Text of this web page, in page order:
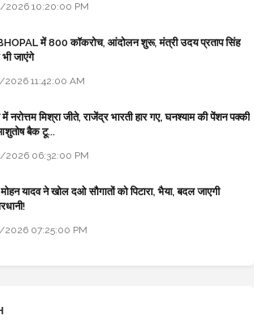
10:20:00 PM
में 800 कॉकरोच, आंदोलन शुरू, मंत्री उदय प्रताप सिंह
जाएंगे
11:42:00 AM
में नरोत्तम मिश्रा जीते, राजेंद्र भारती हार गए, घनश्याम की पेंशन पक्की
बैक टू...
06:32:00 PM
यादव ने खोल दओ सौगातों को पिटारा, भैया, बदल जाएगी
07:25:00 PM